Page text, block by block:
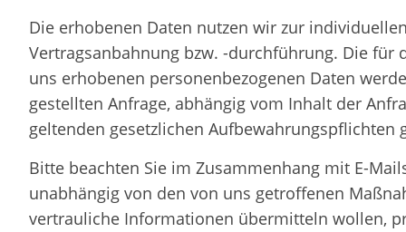
Die erhobenen Daten nutzen wir zur
Vertragsanbahnung bzw. -durchführung. Die für
uns erhobenen personenbezogenen Daten
gestellten Anfrage, abhängig vom Inhalt der
geltenden gesetzlichen Aufbewahrungspflichten
Bitte beachten Sie im Zusammenhang mit E-
unabhängig von den von uns getroffenen
vertrauliche Informationen übermitteln wollen,